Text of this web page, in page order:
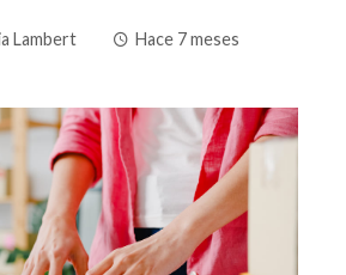
Lambert Hace 7 meses